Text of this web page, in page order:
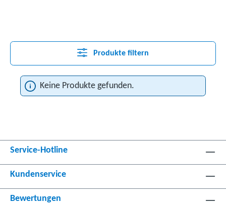
Produkte filtern
Keine Produkte gefunden.
Service-Hotline
Kundenservice
Bewertungen